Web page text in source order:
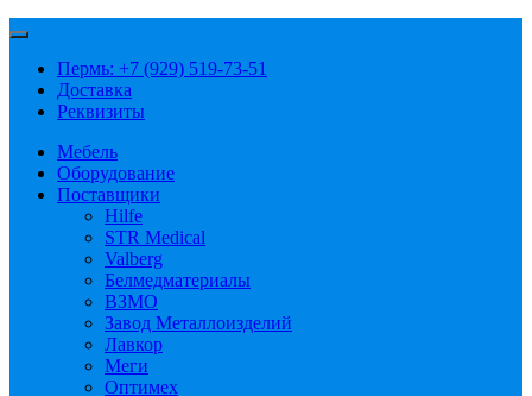
Пермь: +7 (929) 519-73-51
Доставка
Реквизиты
Мебель
Оборудование
Поставщики
Hilfe
STR Medical
Valberg
Белмедматериалы
ВЗМО
Завод Металлоизделий
Лавкор
Меги
Оптимех